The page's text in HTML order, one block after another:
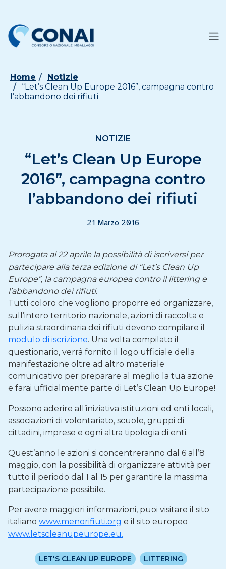
Home
Notizie
“Let’s Clean Up Europe 2016”, campagna contro
l’abbandono dei rifiuti
NOTIZIE
“Let’s Clean Up Europe
2016”, campagna contro
l’abbandono dei rifiuti
21 Marzo 2016
Prorogata al 22 aprile la possibilità di iscriversi per
partecipare alla terza edizione di “Let’s Clean Up
Europe”, la campagna europea contro il littering e
l’abbandono dei rifiuti.
Tutti coloro che vogliono proporre ed organizzare,
sull’intero territorio nazionale, azioni di raccolta e
pulizia straordinaria dei rifiuti devono compilare il
modulo di iscrizione. Una volta compilato il
questionario, verrà fornito il logo ufficiale della
manifestazione oltre ad altro materiale
comunicativo per preparare al meglio la tua azione
e farai ufficialmente parte di Let’s Clean Up Europe!
Possono aderire all’iniziativa istituzioni ed enti locali,
associazioni di volontariato, scuole, gruppi di
cittadini, imprese e ogni altra tipologia di enti.
Quest’anno le azioni si concentreranno dal 6 all’8
maggio, con la possibilità di organizzare attività per
tutto il periodo dal 1 al 15 per garantire la massima
partecipazione possibile.
Per avere maggiori informazioni, puoi visitare il sito
italiano www.menorifiuti.org e il sito europeo
www.letscleanupeurope.eu.
LET'S CLEAN UP EUROPE LITTERING